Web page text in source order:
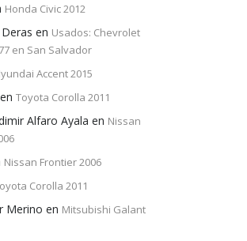
Honda Civic 2012
en Usados: Chevrolet
en San Salvador
Accent 2015
en Toyota Corolla 2011
Alfaro Ayala en Nissan
Nissan Frontier 2006
Corolla 2011
Merino en Mitsubishi Galant